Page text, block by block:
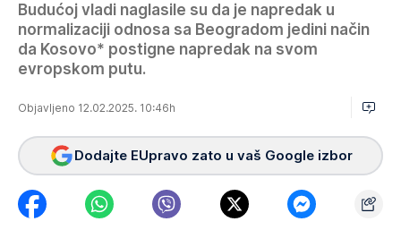
Budućoj vladi naglasile su da je napredak u
normalizaciji odnosa sa Beogradom jedini način
da Kosovo* postigne napredak na svom
evropskom putu.
Objavljeno 12.02.2025. 10:46h
Dodajte EUpravo zato u vaš Google izbor